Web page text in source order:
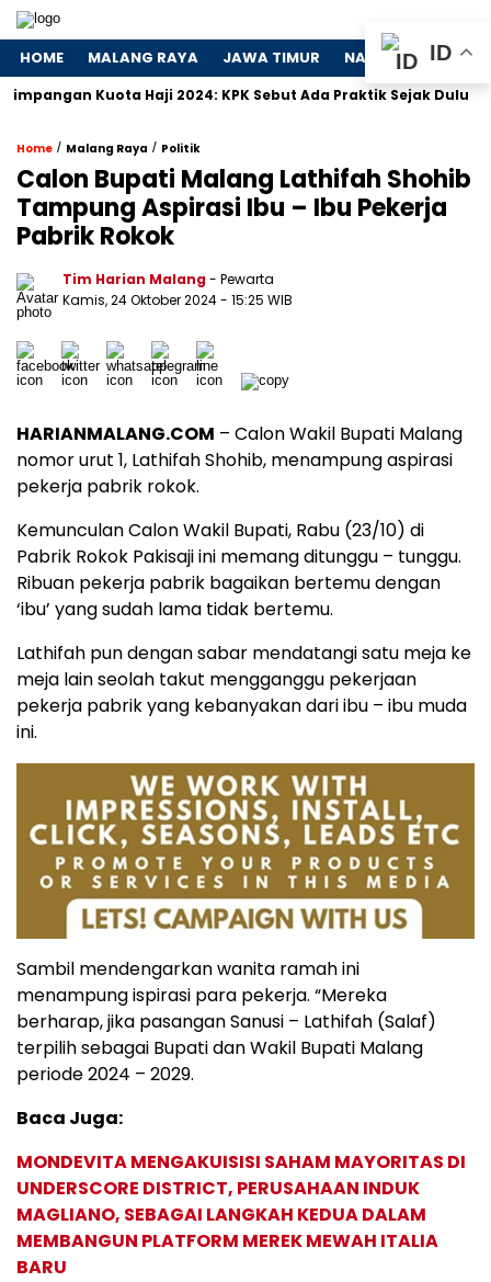
HOME MALANG RAYA JAWA TIMUR NASIONAL
Kuota Haji 2024: KPK Sebut Ada Praktik Sejak Dulu
Home / Malang Raya / Politik
Calon Bupati Malang Lathifah Shohib
Tampung Aspirasi Ibu – Ibu Pekerja
Pabrik Rokok
Tim Harian Malang- Pewarta
Kamis, 24 Oktober 2024- 15:25 WIB
HARIANMALANG.COM – Calon Wakil Bupati Malang
nomor urut 1, Lathifah Shohib, menampung aspirasi
pekerja pabrik rokok.
Kemunculan Calon Wakil Bupati, Rabu (23/10) di
Pabrik Rokok Pakisaji ini memang ditunggu – tunggu.
Ribuan pekerja pabrik bagaikan bertemu dengan
‘ibu’ yang sudah lama tidak bertemu.
Lathifah pun dengan sabar mendatangi satu meja ke
meja lain seolah takut mengganggu pekerjaan
pekerja pabrik yang kebanyakan dari ibu – ibu muda
ini.
Sambil mendengarkan wanita ramah ini
menampung ispirasi para pekerja. “Mereka
berharap, jika pasangan Sanusi – Lathifah (Salaf)
terpilih sebagai Bupati dan Wakil Bupati Malang
periode 2024 – 2029.
Baca Juga:
MONDEVITA MENGAKUISISI SAHAM MAYORITAS DI
UNDERSCORE DISTRICT, PERUSAHAAN INDUK
MAGLIANO, SEBAGAI LANGKAH KEDUA DALAM
MEMBANGUN PLATFORM MEREK MEWAH ITALIA
BARU
ID